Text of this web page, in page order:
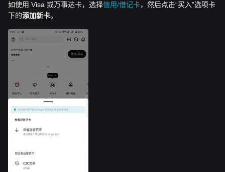
如使用 Visa 或万事达卡，选择信用/借记卡，然后点击“买入”选项卡
下的添加新卡。